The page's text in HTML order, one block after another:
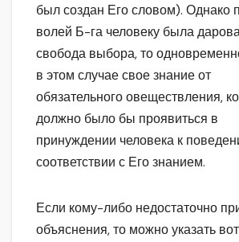
был создан Его словом). Однако
волей Б-га человеку была
свобода выбора, то
в этом случае свое знание от
обязательного овеществления,
должно было бы проявиться в
принуждении человека к
соответствии с Его знанием.
Если кому-либо недостаточно
объяснения, то можно указать